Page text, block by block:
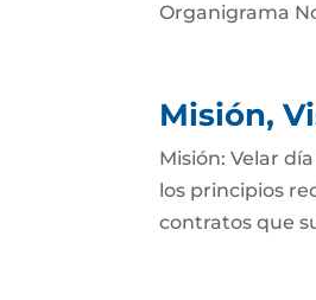
Organigrama
Misión,
Misión: Velar
los principios
contratos que